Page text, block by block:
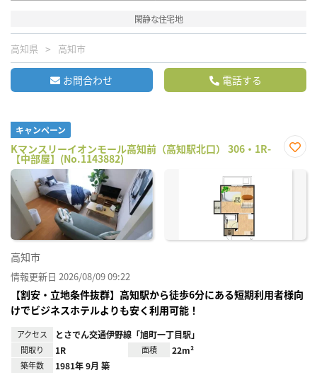
閑静な住宅地
高知県 高知市
お問合わせ 電話する
キャンペーン
Kマンスリーイオンモール高知前（高知駅北口） 306・1R-
【中部屋】(No.1143882)
に入
高知市
情報更新日 2026/08/09 09:22
【割安・立地条件抜群】高知駅から徒歩6分にある短期利用者様向
けでビジネスホテルよりも安く利用可能！
アクセス とさでん交通伊野線「旭町一丁目駅」
間取り 1R 面積 22m²
築年数 1981年 9月 築